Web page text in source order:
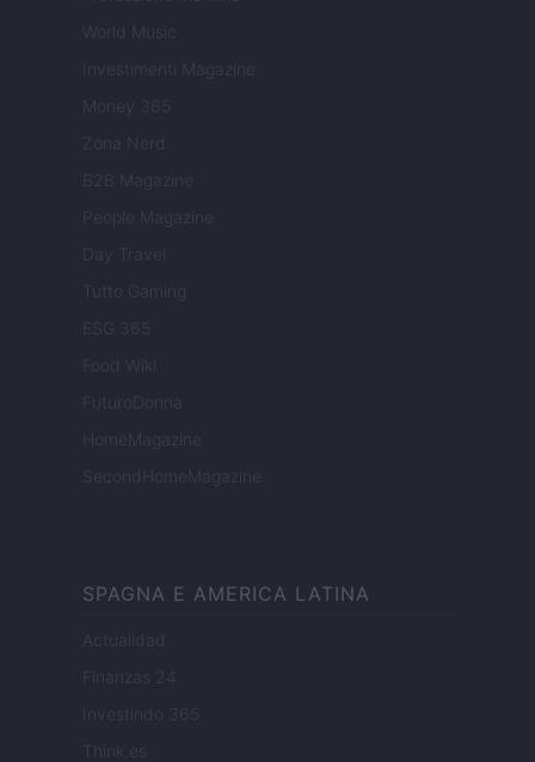
World Music
Investimenti Magazine
Money 365
Zona Nerd
B2B Magazine
People Magazine
Day Travel
Tutto Gaming
ESG 365
Food Wiki
FuturoDonna
HomeMagazine
SecondHomeMagazine
SPAGNA E AMERICA LATINA
Actualidad
Finanzas 24
Investindo 365
Think.es